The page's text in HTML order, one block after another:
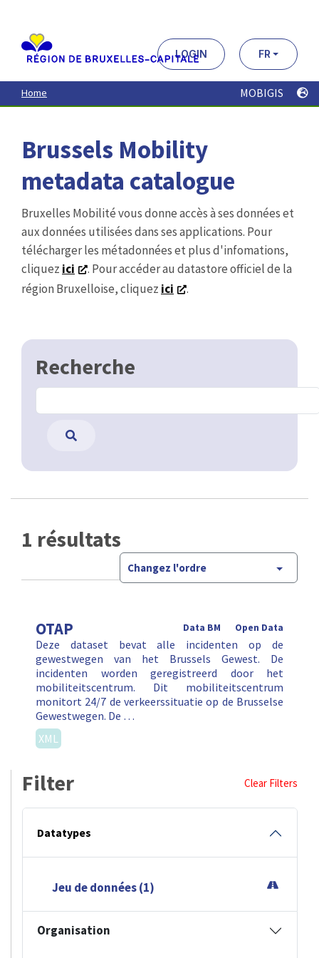
contenu
principal
LOGIN FR
Home MOBIGIS
Brussels Mobility
metadata catalogue
Bruxelles Mobilité vous donne accès à ses données et
aux données utilisées dans ses applications. Pour
télécharger les métadonnées et plus d'infomations,
cliquez ici
. Pour accéder au datastore officiel de la
région Bruxelloise, cliquez ici .
Recherche
1 résultats
Changez l'ordre
OTAP Open Data
Data BM
Deze dataset bevat alle incidenten op de
gewestwegen van het Brussels Gewest. De
incidenten worden geregistreerd door het
mobiliteitscentrum. Dit mobiliteitscentrum
monitort 24/7 de verkeerssituatie op de Brusselse
Gewestwegen. De …
XML
Filter Clear Filters
Datatypes
Jeu de données (1)
Organisation